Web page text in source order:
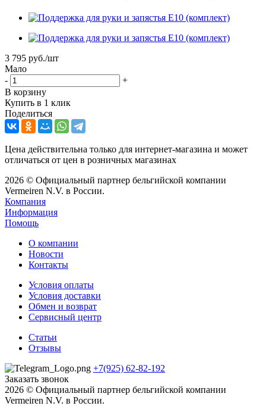
3 795 руб./шт
Мало
-
+
В корзину
Купить в 1 клик
Поделиться
Цена действительна только для интернет-магазина и может
отличаться от цен в розничных магазинах
2026 © Официальный партнер бельгийской компании
Vermeiren N.V. в России.
Компания
Информация
Помощь
О компании
Новости
Контакты
Условия оплаты
Условия доставки
Обмен и возврат
Сервисный центр
Статьи
Отзывы
+7(925) 62-82-192
Заказать звонок
2026 © Официальный партнер бельгийской компании
Vermeiren N.V. в России.